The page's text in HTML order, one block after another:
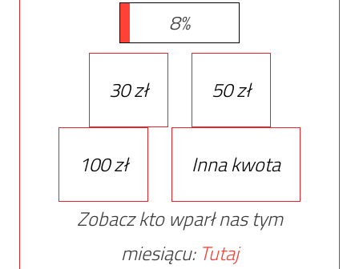
8%
30 zł 50 zł
100 zł
Inna kwota
Zobacz kto wparł nas tym
miesiącu: Tutaj